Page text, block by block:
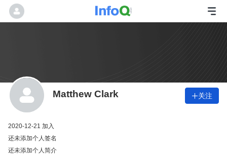
Matthew Clark 关注
2020-12-21 加入
还未添加个人签名
还未添加个人简介